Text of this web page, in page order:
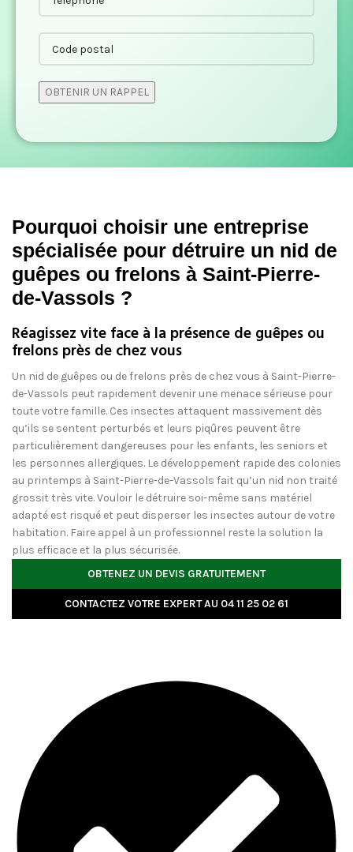
Pourquoi choisir une entreprise
spécialisée pour détruire un nid de
guêpes ou frelons à Saint-Pierre-
de-Vassols ?
Réagissez vite face à la présence de guêpes ou
frelons près de chez vous
Un nid de guêpes ou de frelons près de chez vous à Saint-Pierre-
de-Vassols peut rapidement devenir une menace sérieuse pour
toute votre famille. Ces insectes attaquent massivement dès
qu’ils se sentent perturbés et leurs piqûres peuvent être
particulièrement dangereuses pour les enfants, les seniors et
les personnes allergiques. Le développement rapide des colonies
au printemps à Saint-Pierre-de-Vassols fait qu’un nid non traité
grossit très vite. Vouloir le détruire soi-même sans matériel
adapté est risqué et peut disperser les insectes autour de votre
habitation. Faire appel à un professionnel reste la solution la
plus efficace et la plus sécurisée.
OBTENEZ UN DEVIS GRATUITEMENT
CONTACTEZ VOTRE EXPERT AU 04 11 25 02 61